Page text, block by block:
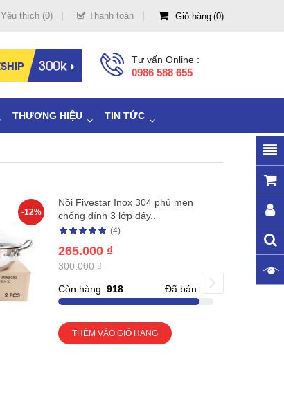
Yêu thích (0) Thanh toán Giỏ hàng 0
Tư vấn Online :
0986 588 655
THƯƠNG HIỆU TIN TỨC
-12%
Nồi Fivestar Inox 304 phủ men
chống dính 3 lớp đáy..
(4)
265.000 ₫
300.000 ₫
Còn hàng:918 Đã bán:
THÊM VÀO GIỎ HÀNG